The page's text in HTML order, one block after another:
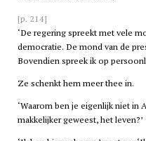
[p. 214]
‘De regering spreekt met vele
democratie. De mond van de
Bovendien spreek ik op
Ze schenkt hem meer thee in.
‘Waarom ben je eigenlijk niet in
makkelijker geweest, het leven?’